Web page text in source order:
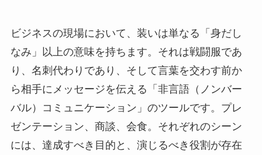
ビジネスの現場において、装いは単なる「身だし
なみ」以上の意味を持ちます。それは戦闘服であ
り、名刺代わりであり、そして言葉を交わす前か
ら相手にメッセージを伝える「非言語（ノンバー
バル）コミュニケーション」のツールです。プレ
ゼンテーション、商談、会食。それぞれのシーン
には、達成すべき目的と、演じるべき役割が存在